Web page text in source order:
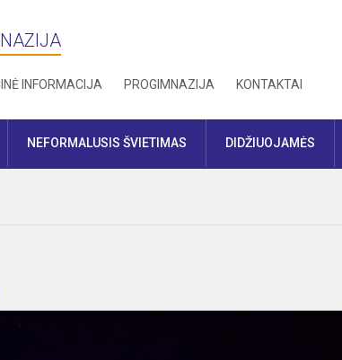
INFORMACIJA PROGIMNAZIJA KONTAKTAI
NEFORMALUSIS ŠVIETIMAS DIDŽIUOJAMĖS